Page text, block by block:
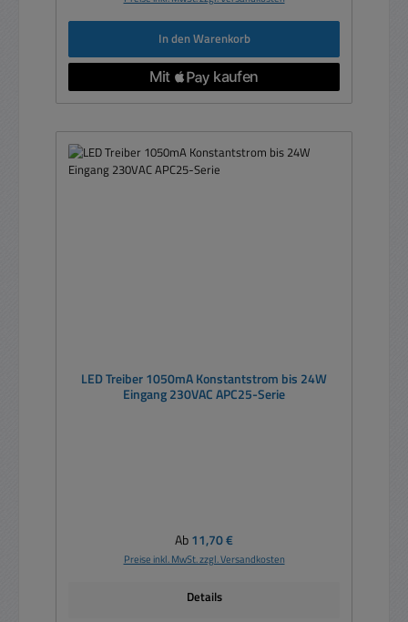
In den Warenkorb
LED Treiber 1050mA Konstantstrom bis 24W
Eingang 230VAC APC25-Serie
Regulärer Preis:
Ab11,70 €
Preise inkl. MwSt. zzgl. Versandkosten
Details